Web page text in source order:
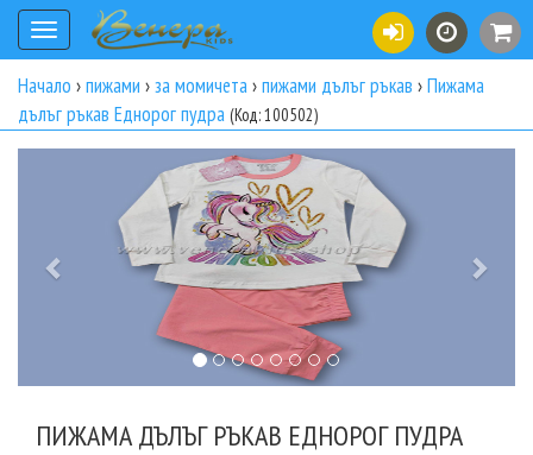
Toggle
navigation
Начало ›пижами ›за момичета›пижами дълъг ръкав ›Пижама
дълъг ръкав Еднорог пудра (Код: 100502)
ПИЖАМА ДЪЛЪГ РЪКАВ ЕДНОРОГ ПУДРА